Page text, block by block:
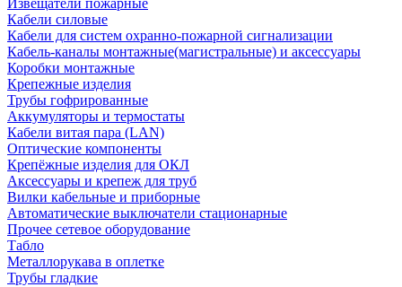
Извещатели пожарные
Кабели силовые
Кабели для систем охранно-пожарной сигнализации
Кабель-каналы монтажные(магистральные) и аксессуары
Коробки монтажные
Крепежные изделия
Трубы гофрированные
Аккумуляторы и термостаты
Кабели витая пара (LAN)
Оптические компоненты
Крепёжные изделия для ОКЛ
Аксессуары и крепеж для труб
Вилки кабельные и приборные
Автоматические выключатели стационарные
Прочее сетевое оборудование
Табло
Металлорукава в оплетке
Трубы гладкие